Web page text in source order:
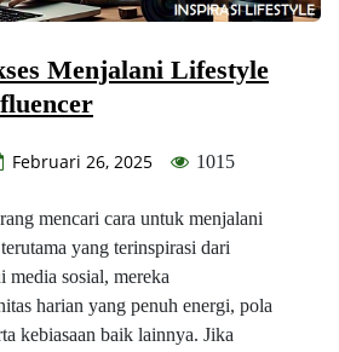
Menjalani Lifestyle
Februari 26, 2025 1015
mencari cara untuk menjalani
yang terinspirasi dari
sosial, mereka
harian yang penuh energi, pola
kebiasaan baik lainnya. Jika